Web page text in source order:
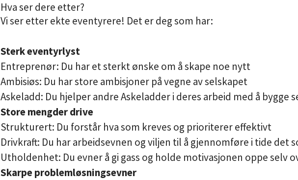
Hva ser dere etter?
Vi ser etter ekte eventyrere! Det er deg som har:
Sterk eventyrlyst
Entreprenør: Du har et sterkt ønske om å skape noe nytt
Ambisiøs: Du har store ambisjoner på vegne av selskapet
Askeladd: Du hjelper andre Askeladder i deres arbeid med å bygge
Store mengder drive
Strukturert: Du forstår hva som kreves og prioriterer effektivt
Drivkraft: Du har arbeidsevnen og viljen til å gjennomføre i tide det
Utholdenhet: Du evner å gi gass og holde motivasjonen oppe selv
Skarpe problemløsningsevner